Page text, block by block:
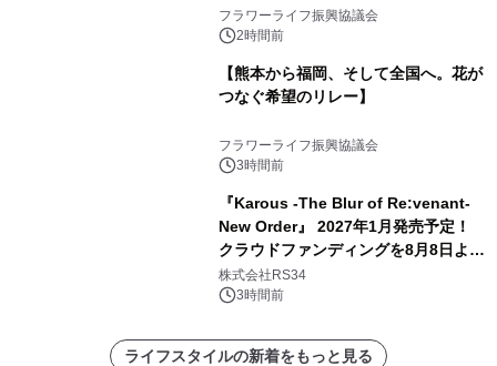
フラワーライフ振興協議会
2時間前
【熊本から福岡、そして全国へ。花が
つなぐ希望のリレー】
フラワーライフ振興協議会
3時間前
『Karous -The Blur of Re:venant-
New Order』 2027年1月発売予定！
クラウドファンディングを8月8日より
開始
株式会社RS34
3時間前
ライフスタイルの新着をもっと見る